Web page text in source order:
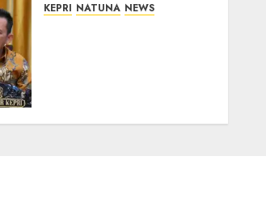
KEPRI NATUNA NEWS
07/08/2026 0